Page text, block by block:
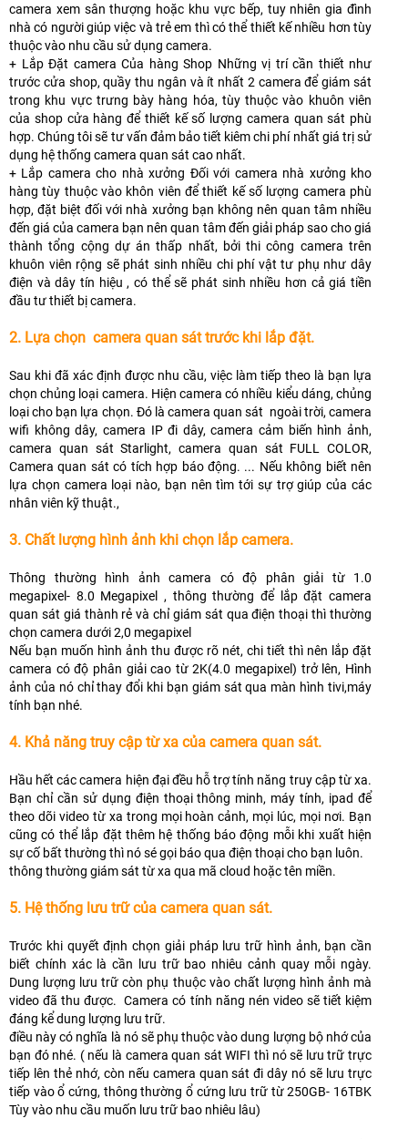
camera xem sân thượng hoặc khu vực bếp, tuy nhiên gia đình
nhà có người giúp việc và trẻ em thì có thể thiết kế nhiều hơn tùy
thuộc vào nhu cầu sử dụng camera.
+ Lắp Đặt camera Của hàng Shop Những vị trí cần thiết như
trước cửa shop, quầy thu ngân và ít nhất 2 camera để giám sát
trong khu vực trưng bày hàng hóa, tùy thuộc vào khuôn viên
của shop cửa hàng để thiết kế số lượng camera quan sát phù
hợp. Chúng tôi sẽ tư vấn đảm bảo tiết kiêm chi phí nhất giá trị sử
dụng hệ thống camera quan sát cao nhất.
+ Lắp camera cho nhà xưởng Đối với camera nhà xưởng kho
hàng tùy thuộc vào khôn viên để thiết kế số lượng camera phù
hợp, đặt biệt đối với nhà xưởng bạn không nên quan tâm nhiều
đến giá của camera bạn nên quan tâm đến giải pháp sao cho giá
thành tổng cộng dự án thấp nhất, bởi thi công camera trên
khuôn viên rộng sẽ phát sinh nhiều chi phí vật tư phụ như dây
điện và dây tín hiệu , có thể sẽ phát sinh nhiều hơn cả giá tiền
đầu tư thiết bị camera.
2. Lựa chọn camera quan sát trước khi lắp đặt.
Sau khi đã xác định được nhu cầu, việc làm tiếp theo là bạn lựa
chọn chủng loại camera. Hiện camera có nhiều kiểu dáng, chủng
loại cho bạn lựa chọn. Đó là camera quan sát ngoài trời, camera
wifi không dây, camera IP đi dây, camera cảm biến hình ảnh,
camera quan sát Starlight, camera quan sát FULL COLOR,
Camera quan sát có tích hợp báo động. ... Nếu không biết nên
lựa chọn camera loại nào, bạn nên tìm tới sự trợ giúp của các
nhân viên kỹ thuật.,
3. Chất lượng hình ảnh khi chọn lắp camera.
Thông thường hình ảnh camera có độ phân giải từ 1.0
megapixel- 8.0 Megapixel , thông thường để lắp đặt camera
quan sát giá thành rẻ và chỉ giám sát qua điện thoại thì thường
chọn camera dưới 2,0 megapixel
Nếu bạn muốn hình ảnh thu được rõ nét, chi tiết thì nên lắp đặt
camera có độ phân giải cao từ 2K(4.0 megapixel) trở lên, Hình
ảnh của nó chỉ thay đổi khi bạn giám sát qua màn hình tivi,máy
tính bạn nhé.
4. Khả năng truy cập từ xa của camera quan sát.
Hầu hết các camera hiện đại đều hỗ trợ tính năng truy cập từ xa.
Bạn chỉ cần sử dụng điện thoại thông minh, máy tính, ipad để
theo dõi video từ xa trong mọi hoàn cảnh, mọi lúc, mọi nơi. Bạn
cũng có thể lắp đặt thêm hệ thống báo động mỗi khi xuất hiện
sự cố bất thường thì nó sé gọi báo qua điện thoại cho bạn luôn.
thông thường giám sát từ xa qua mã cloud hoặc tên miền.
5. Hệ thống lưu trữ của camera quan sát.
Trước khi quyết định chọn giải pháp lưu trữ hình ảnh, bạn cần
biết chính xác là cần lưu trữ bao nhiêu cảnh quay mỗi ngày.
Dung lượng lưu trữ còn phụ thuộc vào chất lượng hình ảnh mà
video đã thu được. Camera có tính năng nén video sẽ tiết kiệm
đáng kể dung lượng lưu trữ.
điều này có nghĩa là nó sẽ phụ thuộc vào dung lượng bộ nhớ của
bạn đó nhé. ( nếu là camera quan sát WIFI thì nó sẽ lưu trữ trực
tiếp lên thẻ nhớ, còn nếu camera quan sát đi dây nó sẽ lưu trực
tiếp vào ổ cứng, thông thường ổ cứng lưu trữ từ 250GB- 16TBK
Tùy vào nhu cầu muốn lưu trữ bao nhiêu lâu)